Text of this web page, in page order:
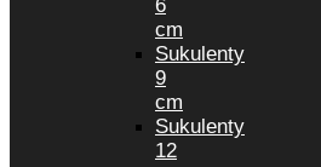
6
cm
Sukulenty
9
cm
Sukulenty
12